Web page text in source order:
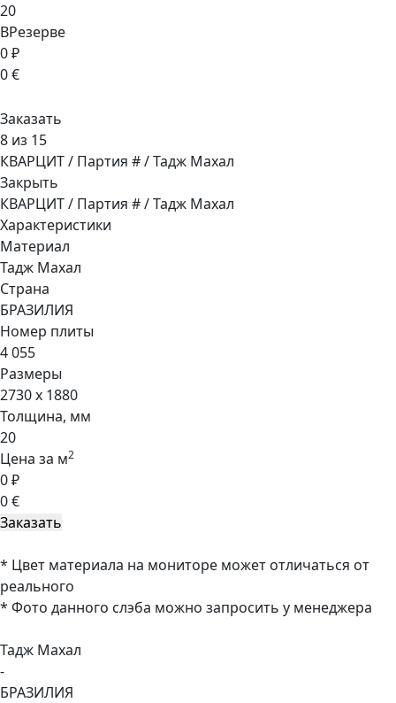
20
ВРезерве
0 ₽
0 €
Заказать
8 из 15
КВАРЦИТ / Партия # / Тадж Махал
Закрыть
КВАРЦИТ / Партия # / Тадж Махал
Характеристики
Материал
Тадж Махал
Страна
БРАЗИЛИЯ
Номер плиты
4 055
Размеры
2730 x 1880
Толщина, мм
20
Цена за м2
0 ₽
0 €
* Цвет материала на мониторе может отличаться от
реального
* Фото данного слэба можно запросить у менеджера
Тадж Махал
-
БРАЗИЛИЯ